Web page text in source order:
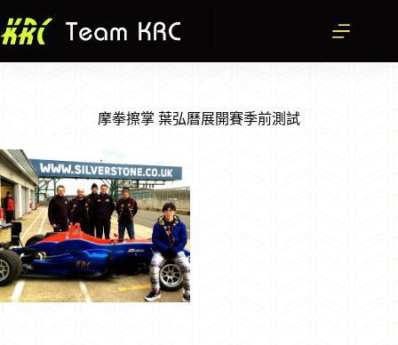
至
摩拳擦掌 葉弘曆展開賽季前測試